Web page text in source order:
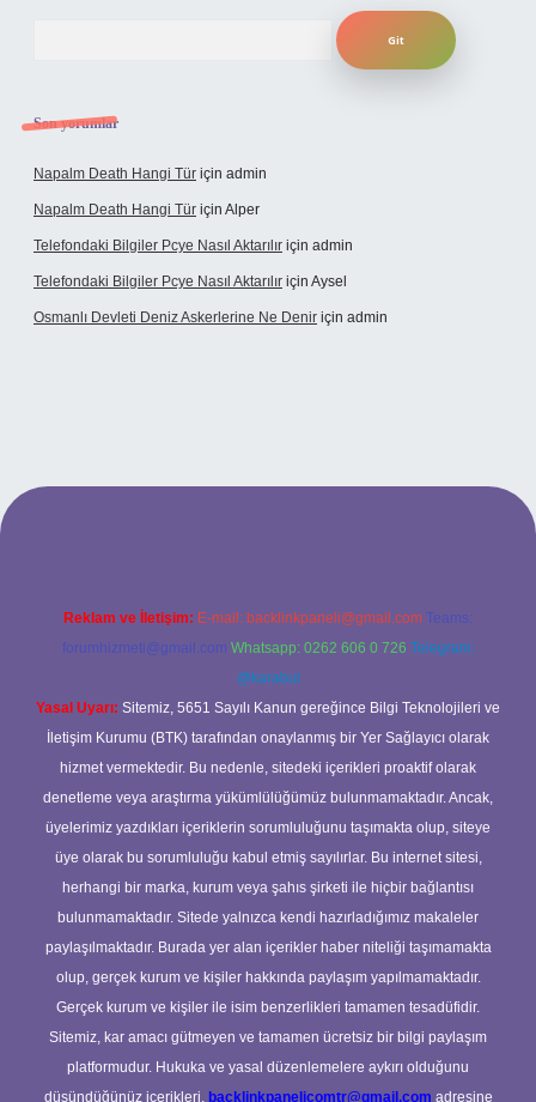
Son yorumlar
Napalm Death Hangi Tür için admin
Napalm Death Hangi Tür için Alper
Telefondaki Bilgiler Pcye Nasıl Aktarılır için admin
Telefondaki Bilgiler Pcye Nasıl Aktarılır için Aysel
Osmanlı Devleti Deniz Askerlerine Ne Denir için admin
giriş
Reklam ve İletişim: E-mail: backlinkpaneli@gmail.com Teams:
forumhizmeti@gmail.com Whatsapp: 0262 606 0 726 Telegram:
@karabul
Yasal Uyarı: Sitemiz, 5651 Sayılı Kanun gereğince Bilgi Teknolojileri ve
İletişim Kurumu (BTK) tarafından onaylanmış bir Yer Sağlayıcı olarak
hizmet vermektedir. Bu nedenle, sitedeki içerikleri proaktif olarak
denetleme veya araştırma yükümlülüğümüz bulunmamaktadır. Ancak,
üyelerimiz yazdıkları içeriklerin sorumluluğunu taşımakta olup, siteye
üye olarak bu sorumluluğu kabul etmiş sayılırlar. Bu internet sitesi,
herhangi bir marka, kurum veya şahıs şirketi ile hiçbir bağlantısı
bulunmamaktadır. Sitede yalnızca kendi hazırladığımız makaleler
paylaşılmaktadır. Burada yer alan içerikler haber niteliği taşımamakta
olup, gerçek kurum ve kişiler hakkında paylaşım yapılmamaktadır.
Gerçek kurum ve kişiler ile isim benzerlikleri tamamen tesadüfidir.
Sitemiz, kar amacı gütmeyen ve tamamen ücretsiz bir bilgi paylaşım
platformudur. Hukuka ve yasal düzenlemelere aykırı olduğunu
düşündüğünüz içerikleri, backlinkpanelicomtr@gmail.com adresine